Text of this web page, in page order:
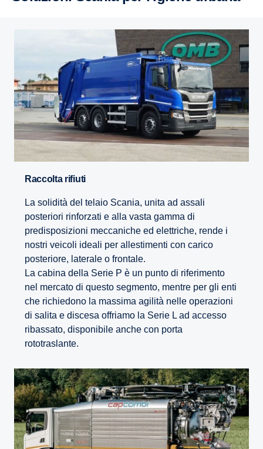
Raccolta rifiuti
La solidità del telaio Scania, unita ad assali
posteriori rinforzati e alla vasta gamma di
predisposizioni meccaniche ed elettriche, rende i
nostri veicoli ideali per allestimenti con carico
posteriore, laterale o frontale.
La cabina della Serie P è un punto di riferimento
nel mercato di questo segmento, mentre per gli enti
che richiedono la massima agilità nelle operazioni
di salita e discesa offriamo la Serie L ad accesso
ribassato, disponibile anche con porta
rototraslante.